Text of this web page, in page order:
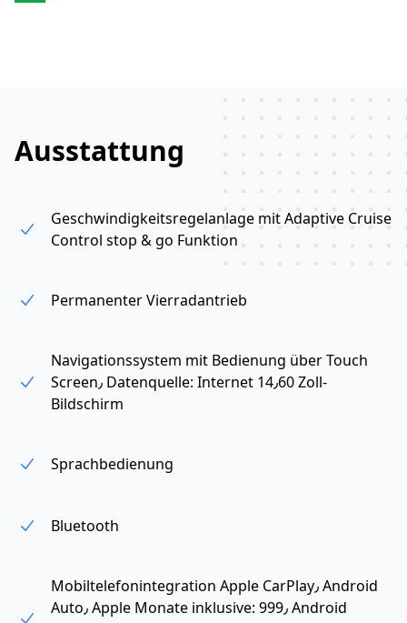
Ausstattung
Geschwindigkeitsregelanlage mit Adaptive Cruise
Control stop & go Funktion
Permanenter Vierradantrieb
Navigationssystem mit Bedienung über Touch
Screen٫ Datenquelle: Internet 14٫60 Zoll-
Bildschirm
Sprachbedienung
Bluetooth
Mobiltelefonintegration Apple CarPlay٫ Android
Auto٫ Apple Monate inklusive: 999٫ Android